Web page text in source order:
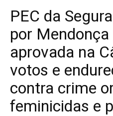
PEC da
por Mendonça
aprovada na
votos e
contra crime
feminicidas e